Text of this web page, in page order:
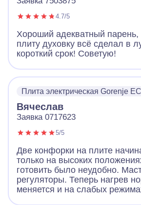
4.7/5
Хороший адекватный парень,
плиту духовку всё сделал в
короткий срок! Советую!
Плита электрическая Gorenje
Вячеслав
Заявка 0717623
5/5
Две конфорки на плите
только на высоких
готовить было неудобно.
регуляторы. Теперь нагрев
меняется и на слабых